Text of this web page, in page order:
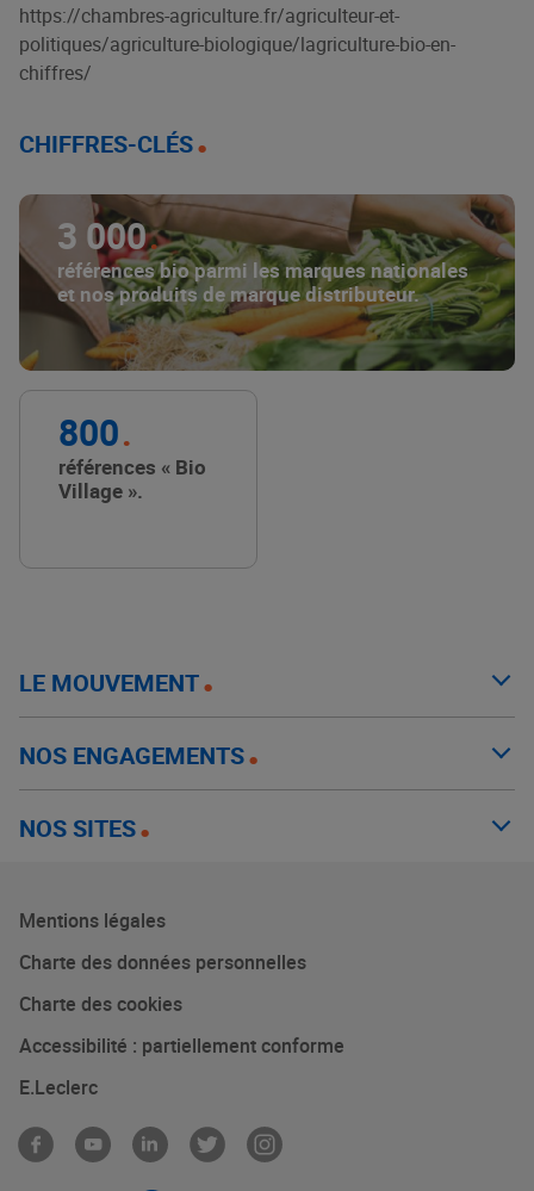
https://chambres-agriculture.fr/agriculteur-et-
politiques/agriculture-biologique/lagriculture-bio-en-
chiffres/
CHIFFRES-CLÉS
3 000
références bio parmi les marques nationales
et nos produits de marque distributeur.
800
références « Bio
Village ».
LE MOUVEMENT
NOS ENGAGEMENTS
NOS SITES
Mentions légales
Charte des données personnelles
Charte des cookies
Accessibilité : partiellement conforme
E.Leclerc